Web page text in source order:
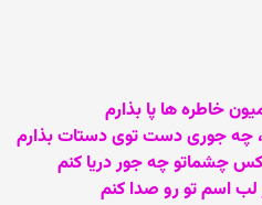
خاطره ها پا بذارم
چه جوری دست توی دستات بذارم
چشماتو چه جور دریا کنم
اسم تو رو صدا کنم